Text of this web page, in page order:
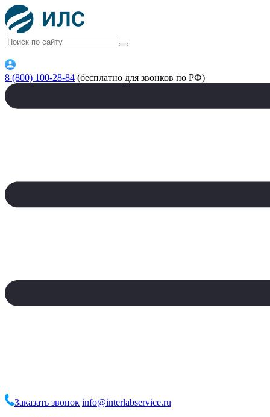
8 (800) 100-28-84 (бесплатно для звонков по РФ)
Заказать звонок info@interlabservice.ru